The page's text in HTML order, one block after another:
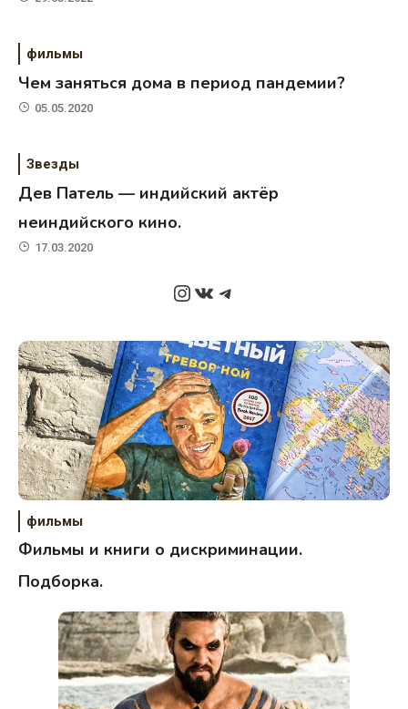
фильмы
Чем заняться дома в период пандемии?
05.05.2020
Звезды
Дев Патель — индийский актёр
неиндийского кино.
17.03.2020
Instagram
ВКонтакте
Telegram
фильмы
Фильмы и книги о дискриминации.
Подборка.